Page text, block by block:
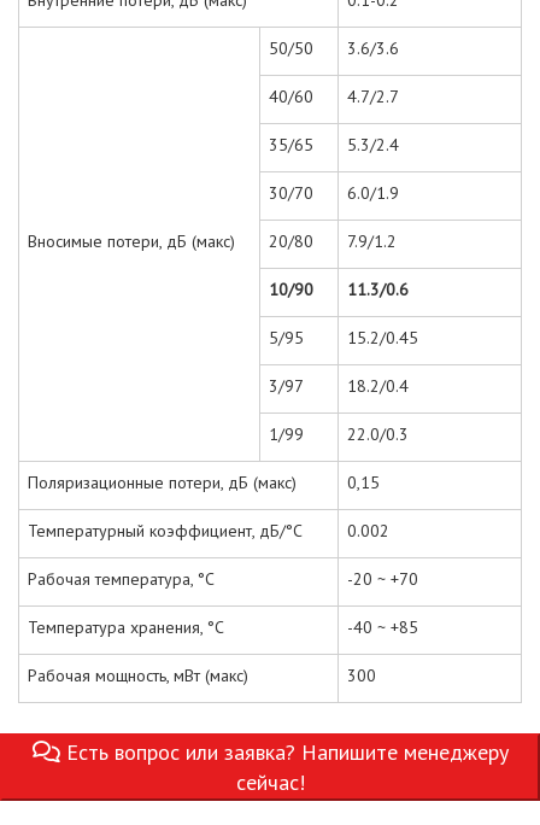
Вносимые потери, дБ (макс)
50/50 3.6/3.6
40/60 4.7/2.7
35/65 5.3/2.4
30/70 6.0/1.9
20/80 7.9/1.2
10/90 11.3/0.6
5/95 15.2/0.45
3/97 18.2/0.4
1/99 22.0/0.3
Поляризационные потери, дБ (макс) 0,15
Температурный коэффициент, дБ/°С 0.002
Рабочая температура, °С -20 ~ +70
Температура хранения, °С -40 ~ +85
Рабочая мощность, мВт (макс) 300
Есть вопрос или заявка? Напишите менеджеру
сейчас!